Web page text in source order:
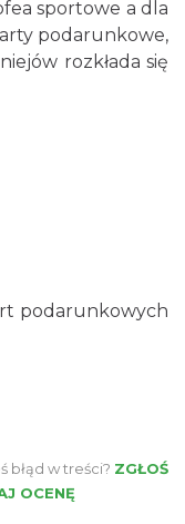
sportowe a dla
podarunkowe,
rozkłada się
podarunkowych
błąd w treści? ZGŁOŚ
OCENĘ